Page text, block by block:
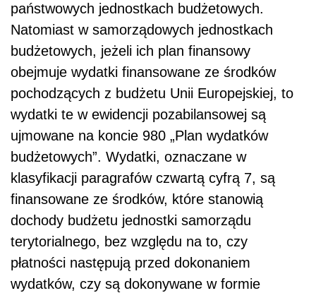
państwowych jednostkach budżetowych.
Natomiast w samorządowych jednostkach
budżetowych, jeżeli ich plan finansowy
obejmuje wydatki finansowane ze środków
pochodzących z budżetu Unii Europejskiej, to
wydatki te w ewidencji pozabilansowej są
ujmowane na koncie 980 „Plan wydatków
budżetowych”. Wydatki, oznaczane w
klasyfikacji paragrafów czwartą cyfrą 7, są
finansowane ze środków, które stanowią
dochody budżetu jednostki samorządu
terytorialnego, bez względu na to, czy
płatności następują przed dokonaniem
wydatków, czy są dokonywane w formie